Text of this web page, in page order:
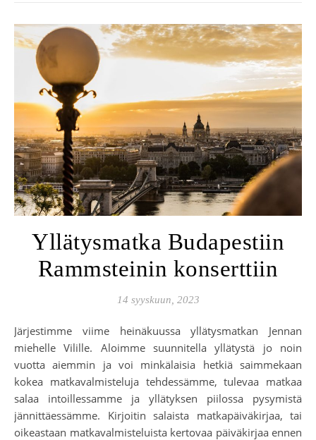
Yllätysmatka Budapestiin
Rammsteinin konserttiin
14 syyskuun, 2023
Järjestimme viime heinäkuussa yllätysmatkan Jennan
miehelle Vilille. Aloimme suunnitella yllätystä jo noin
vuotta aiemmin ja voi minkälaisia hetkiä saimmekaan
kokea matkavalmisteluja tehdessämme, tulevaa matkaa
salaa intoillessamme ja yllätyksen piilossa pysymistä
jännittäessämme. Kirjoitin salaista matkapäiväkirjaa, tai
oikeastaan matkavalmisteluista kertovaa päiväkirjaa ennen